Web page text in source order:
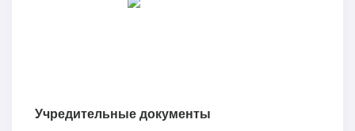
Учредительные документы